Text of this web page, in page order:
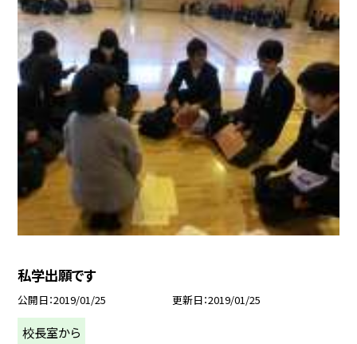
私学出願です
公開日 2019/01/25 更新日 2019/01/25
校長室から